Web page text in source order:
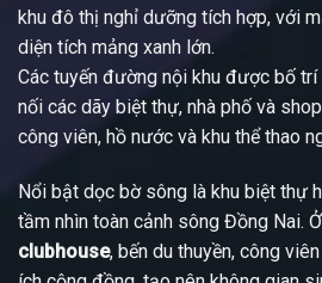
khu đô thị nghỉ dưỡng tích hợp, với
diện tích mảng xanh lớn.
Các tuyến đường nội khu được bố
nối các dãy biệt thự, nhà phố và
công viên, hồ nước và khu thể thao
Nổi bật dọc bờ sông là khu biệt thự
tầm nhìn toàn cảnh sông Đồng Nai.
clubhouse, bến du thuyền, công